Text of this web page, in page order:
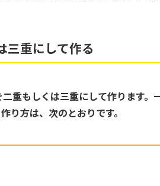
重にして作る
重もしくは三重にして作ります。
り方は、次のとおりです。